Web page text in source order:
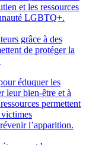
et les ressources
LGBTQ+.
grâce à des
de protéger la
éduquer les
leur bien-être et à
permettent
l’apparition.